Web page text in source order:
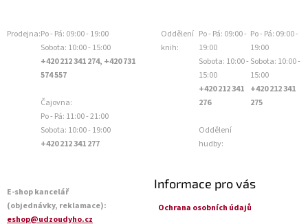
Prodejna:Po - Pá: 09:00 - 19:00
Sobota: 10:00 - 15:00
+420 212 341 274, +420 731
574 557
Čajovna:
Po - Pá: 11:00 - 21:00
Sobota: 10:00 - 19:00
+420 212 341 277
Oddělení
knih:
Po - Pá: 09:00 -
19:00
Sobota: 10:00 -
15:00
+420 212 341
276
Oddělení
hudby:
Po - Pá: 09:00 -
19:00
Sobota: 10:00 -
15:00
+420 212 341
275
E-shop kancelář
(objednávky, reklamace):
eshop@udzoudyho.cz
Informace pro vás
Ochrana osobních údajů